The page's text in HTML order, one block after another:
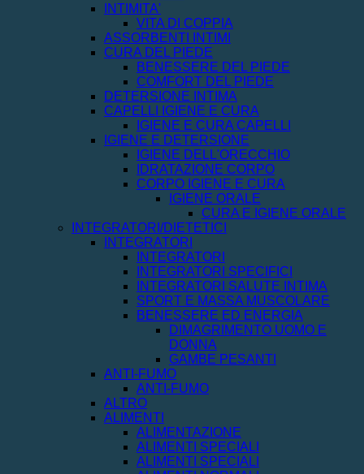
INTIMITA'
VITA DI COPPIA
ASSORBENTI INTIMI
CURA DEL PIEDE
BENESSERE DEL PIEDE
COMFORT DEL PIEDE
DETERSIONE INTIMA
CAPELLI IGIENE E CURA
IGIENE E CURA CAPELLI
IGIENE E DETERSIONE
IGIENE DELL'ORECCHIO
IDRATAZIONE CORPO
CORPO IGIENE E CURA
IGIENE ORALE
CURA E IGIENE ORALE
INTEGRATORI/DIETETICI
INTEGRATORI
INTEGRATORI
INTEGRATORI SPECIFICI
INTEGRATORI SALUTE INTIMA
SPORT E MASSA MUSCOLARE
BENESSERE ED ENERGIA
DIMAGRIMENTO UOMO E
DONNA
GAMBE PESANTI
ANTI-FUMO
ANTI-FUMO
ALTRO
ALIMENTI
ALIMENTAZIONE
ALIMENTI SPECIALI
ALIMENTI SPECIALI